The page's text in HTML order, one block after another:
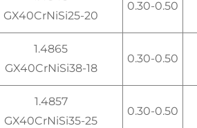
GX40CrNiSi25-20
0.30-0.50
1.4865
GX40CrNiSi38-18
0.30-0.50
1.4857
GX40CrNiSi35-25
0.30-0.50